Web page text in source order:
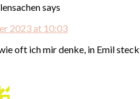
says
2023 at 10:03
oft ich mir denke, in Emil